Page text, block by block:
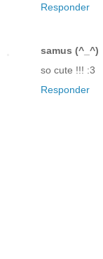
Responder
samus (^_^)
so cute !!! :3
Responder